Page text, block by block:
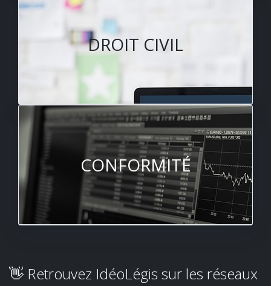
DROIT CIVIL
CONFORMITÉ
👋 Retrouvez IdéoLégis sur les réseaux